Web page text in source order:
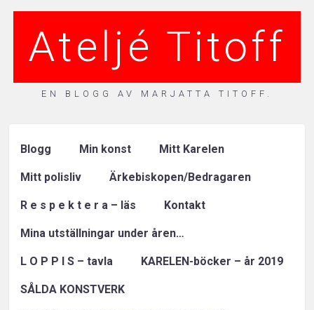
Ateljé Titoff
EN BLOGG AV MARJATTA TITOFF.
Blogg Min konst Mitt Karelen
Mitt polisliv Ärkebiskopen/Bedragaren
R e s p e k t e r a – läs Kontakt
Mina utställningar under åren…
L O P P I S – tavla KARELEN-böcker – år 2019
SÅLDA KONSTVERK